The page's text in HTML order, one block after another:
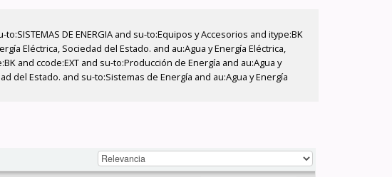
DE ENERGIA and su-to:Equipos y Accesorios and itype:BK
Eléctrica, Sociedad del Estado. and au:Agua y Energía Eléctrica,
and ccode:EXT and su-to:Producción de Energía and au:Agua y
del Estado. and su-to:Sistemas de Energía and au:Agua y Energía